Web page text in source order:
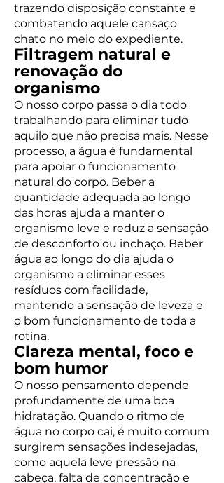
trazendo disposição constante e
combatendo aquele cansaço
chato no meio do expediente.
Filtragem natural e
renovação do
organismo
O nosso corpo passa o dia todo
trabalhando para eliminar tudo
aquilo que não precisa mais. Nesse
processo, a água é fundamental
para apoiar o funcionamento
natural do corpo. Beber a
quantidade adequada ao longo
das horas ajuda a manter o
organismo leve e reduz a sensação
de desconforto ou inchaço. Beber
água ao longo do dia ajuda o
organismo a eliminar esses
resíduos com facilidade,
mantendo a sensação de leveza e
o bom funcionamento de toda a
rotina.
Clareza mental, foco e
bom humor
O nosso pensamento depende
profundamente de uma boa
hidratação. Quando o ritmo de
água no corpo cai, é muito comum
surgirem sensações indesejadas,
como aquela leve pressão na
cabeça, falta de concentração e